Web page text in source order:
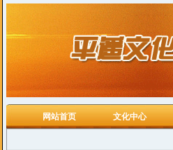
网站首页 文化中心